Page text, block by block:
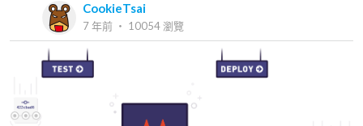
CookieTsai
7 年前 ‧ 10054瀏覽